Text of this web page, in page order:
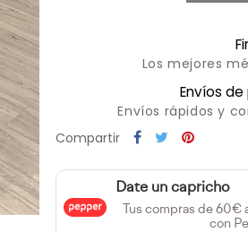
Los mejores
Envíos
Envíos rápidos y
Compartir
Date un capricho
Tus compras de
con